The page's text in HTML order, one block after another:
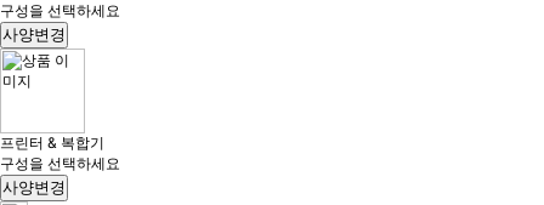
구성을 선택하세요
사양변경
프린터 & 복합기
구성을 선택하세요
사양변경